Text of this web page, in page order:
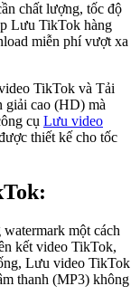
chất lượng, tốc độ
Lưu TikTok hàng
miễn phí vượt xa
TikTok và Tải
giải cao (HD) mà
cụ Lưu video
thiết kế cho tốc
một cách
kết video TikTok,
Lưu video TikTok
thanh (MP3) không